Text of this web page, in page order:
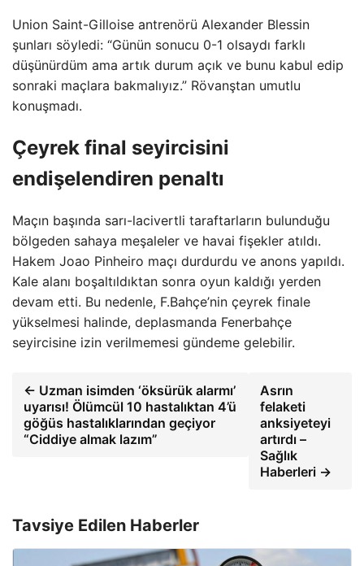
Union Saint-Gilloise antrenörü Alexander Blessin
şunları söyledi: “Günün sonucu 0-1 olsaydı farklı
düşünürdüm ama artık durum açık ve bunu kabul edip
sonraki maçlara bakmalıyız.” Rövanştan umutlu
konuşmadı.
Çeyrek final seyircisini
endişelendiren penaltı
Maçın başında sarı-lacivertli taraftarların bulunduğu
bölgeden sahaya meşaleler ve havai fişekler atıldı.
Hakem Joao Pinheiro maçı durdurdu ve anons yapıldı.
Kale alanı boşaltıldıktan sonra oyun kaldığı yerden
devam etti. Bu nedenle, F.Bahçe’nin çeyrek finale
yükselmesi halinde, deplasmanda Fenerbahçe
seyircisine izin verilmemesi gündeme gelebilir.
← Uzman isimden ‘öksürük alarmı’
uyarısı! Ölümcül 10 hastalıktan 4’ü
göğüs hastalıklarından geçiyor
“Ciddiye almak lazım”
Asrın
felaketi
anksiyeteyi
artırdı –
Sağlık
Haberleri →
Tavsiye Edilen Haberler